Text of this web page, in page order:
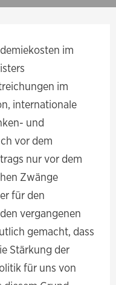
im
im
internationale
und
vor dem
nur vor dem
Zwänge
für den
vergangenen
gemacht, dass
Stärkung der
für uns von